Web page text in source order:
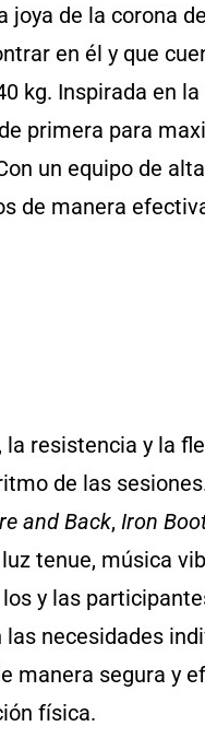
joya de la corona
en él y que
kg. Inspirada en la
primera para
un equipo de
de manera
resistencia y la
de las
and Back, Iron
tenue, música
y las
necesidades
manera segura y
física.